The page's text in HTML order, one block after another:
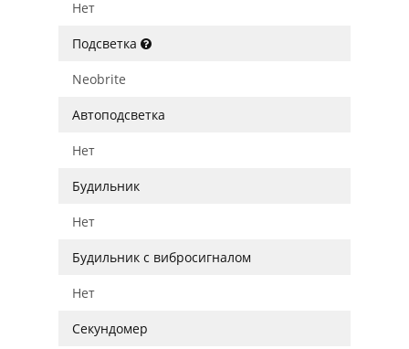
Нет
Подсветка
Neobrite
Автоподсветка
Нет
Будильник
Нет
Будильник с вибросигналом
Нет
Секундомер